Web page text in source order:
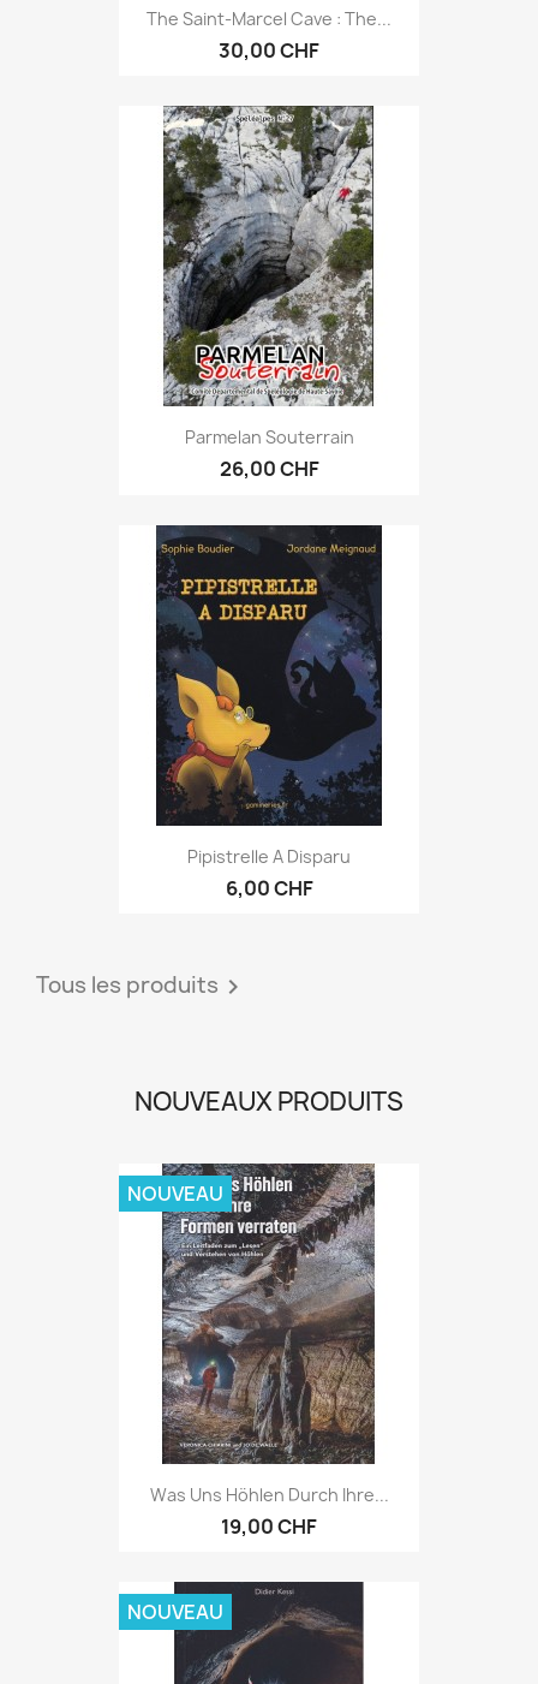
The Saint-Marcel Cave : The...
30,00 CHF
Parmelan Souterrain
26,00 CHF
Pipistrelle A Disparu
6,00 CHF
Tous les produits 
NOUVEAUX PRODUITS
Was Uns Höhlen Durch Ihre...
19,00 CHF
NOUVEAU
NOUVEAU